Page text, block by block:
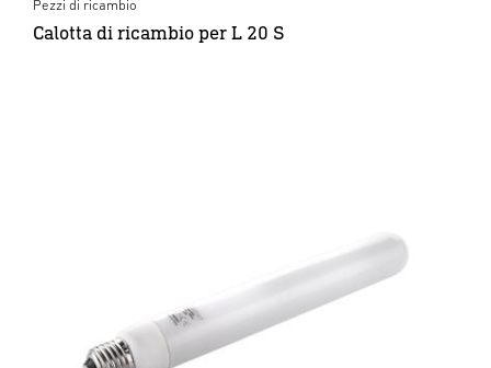
Pezzi di ricambio
Calotta di ricambio per L 20 S